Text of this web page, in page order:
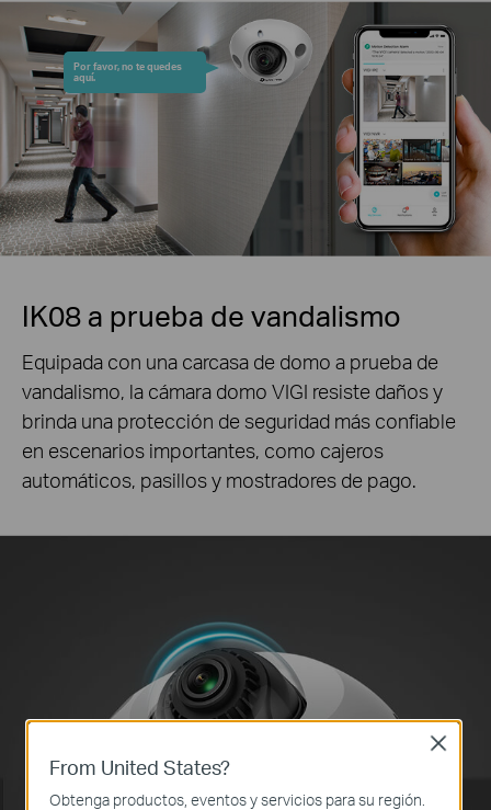
Por favor, no te quedes
aquí.
IK08 a prueba de vandalismo
Equipada con una carcasa de domo a prueba de
vandalismo, la cámara domo VIGI resiste daños y
brinda una protección de seguridad más confiable
en escenarios importantes, como cajeros
automáticos, pasillos y mostradores de pago.
From United States?
Obtenga productos, eventos y servicios para su región.
Close